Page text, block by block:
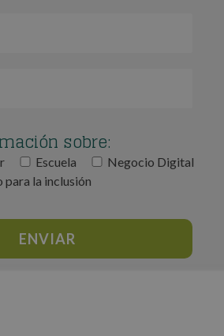
sobre:
Escuela
Negocio Digital
la inclusión